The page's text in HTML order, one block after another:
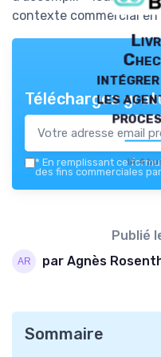
contexte commercial
intégrer
les
IA 4
Téléchargez
* En remplissant ce
des fins commerciales
Publié
par Agnès
Sommaire